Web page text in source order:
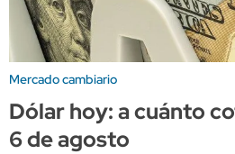
Mercado cambiario
Dólar hoy: a cuánto
6 de agosto